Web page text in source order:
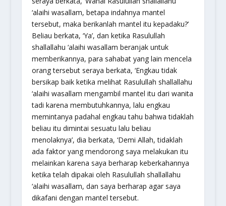
‘alaihi wasallam, betapa indahnya mantel
tersebut, maka berikanlah mantel itu kepadaku?’
Beliau berkata, ‘Ya’, dan ketika Rasulullah
shallallahu ‘alaihi wasallam beranjak untuk
memberikannya, para sahabat yang lain mencela
orang tersebut seraya berkata, ‘Engkau tidak
bersikap baik ketika melihat Rasulullah shallallahu
‘alaihi wasallam mengambil mantel itu dari wanita
tadi karena membutuhkannya, lalu engkau
memintanya padahal engkau tahu bahwa tidaklah
beliau itu dimintai sesuatu lalu beliau
menolaknya’, dia berkata, ‘Demi Allah, tidaklah
ada faktor yang mendorong saya melakukan itu
melainkan karena saya berharap keberkahannya
ketika telah dipakai oleh Rasulullah shallallahu
‘alaihi wasallam, dan saya berharap agar saya
dikafani dengan mantel tersebut.